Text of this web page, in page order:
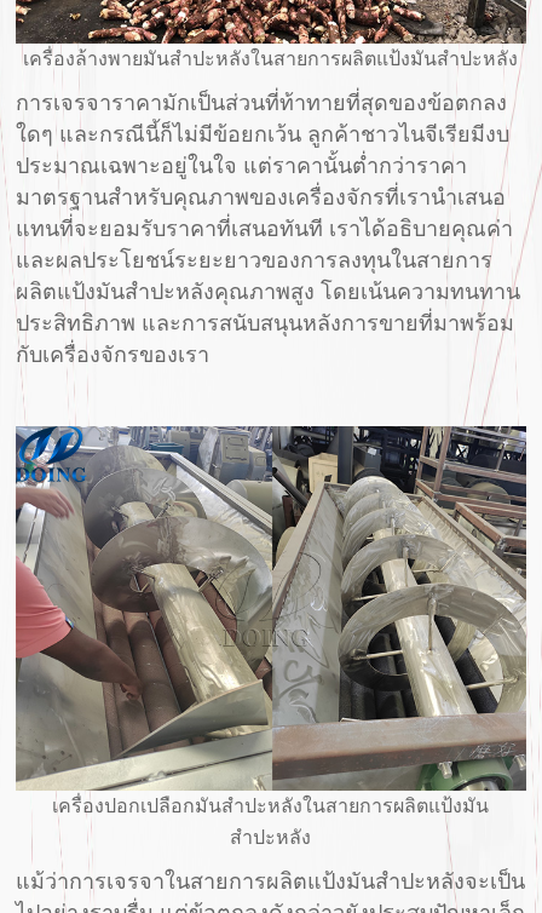
เครื่องล้างพายมันสำปะหลังในสายการผลิตแป้งมันสำปะหลัง
การเจรจาราคามักเป็นส่วนที่ท้าทายที่สุดของข้อตกลง
ใดๆ และกรณีนี้ก็ไม่มีข้อยกเว้น ลูกค้าชาวไนจีเรียมีงบ
ประมาณเฉพาะอยู่ในใจ แต่ราคานั้นต่ำกว่าราคา
มาตรฐานสำหรับคุณภาพของเครื่องจักรที่เรานำเสนอ
แทนที่จะยอมรับราคาที่เสนอทันที เราได้อธิบายคุณค่า
และผลประโยชน์ระยะยาวของการลงทุนในสายการ
ผลิตแป้งมันสำปะหลังคุณภาพสูง โดยเน้นความทนทาน
ประสิทธิภาพ และการสนับสนุนหลังการขายที่มาพร้อม
กับเครื่องจักรของเรา
เครื่องปอกเปลือกมันสำปะหลังในสายการผลิตแป้งมัน
สำปะหลัง
แม้ว่าการเจรจาในสายการผลิตแป้งมันสำปะหลังจะเป็น